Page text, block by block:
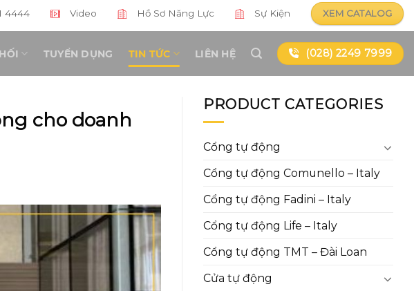
4444 Video Hồ Sơ Năng Lực Sự Kiện XEM CATALOG
TUYỂN DỤNG TIN TỨC LIÊN HỆ (028) 2249 7999
cho doanh
PRODUCT CATEGORIES
Cổng tự động
Cổng tự động Comunello – Italy
Cổng tự động Fadini – Italy
Cổng tự động Life – Italy
Cổng tự động TMT – Đài Loan
Cửa tự động